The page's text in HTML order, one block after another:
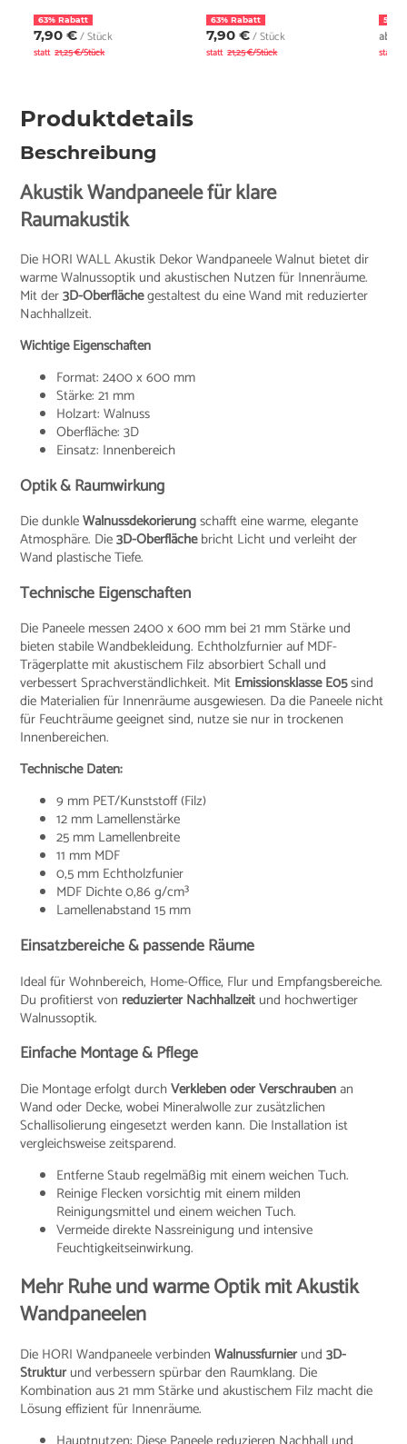
63% Rabatt
7,90 €/ Stück
statt 21,25 €/Stück
63% Rabatt
7,90 €/ Stück
statt 21,25 €/Stück
50%
ab
statt
Produktdetails
Beschreibung
Akustik Wandpaneele für klare
Raumakustik
Die HORI WALL Akustik Dekor Wandpaneele Walnut bietet dir
warme Walnussoptik und akustischen Nutzen für Innenräume.
Mit der3D-Oberflächegestaltest du eine Wand mit reduzierter
Nachhallzeit.
Wichtige Eigenschaften
Format: 2400 x 600 mm
Stärke: 21 mm
Holzart: Walnuss
Oberfläche: 3D
Einsatz: Innenbereich
Optik & Raumwirkung
Die dunkleWalnussdekorierungschafft eine warme, elegante
Atmosphäre. Die3D-Oberflächebricht Licht und verleiht der
Wand plastische Tiefe.
Technische Eigenschaften
Die Paneele messen 2400 x 600 mm bei 21 mm Stärke und
bieten stabile Wandbekleidung. Echtholzfurnier auf MDF-
Trägerplatte mit akustischem Filz absorbiert Schall und
verbessert Sprachverständlichkeit. Mit Emissionsklasse E05sind
die Materialien für Innenräume ausgewiesen. Da die Paneele nicht
für Feuchträume geeignet sind, nutze sie nur in trockenen
Innenbereichen.
Technische Daten:
9 mm PET/Kunststoff (Filz)
12 mm Lamellenstärke
25 mm Lamellenbreite
11 mm MDF
0,5 mm Echtholzfunier
MDF Dichte 0,86 g/cm³
Lamellenabstand 15 mm
Einsatzbereiche & passende Räume
Ideal für Wohnbereich, Home-Office, Flur und Empfangsbereiche.
Du profitierst von reduzierter Nachhallzeit und hochwertiger
Walnussoptik.
Einfache Montage & Pflege
Die Montage erfolgt durchVerkleben oder Verschraubenan
Wand oder Decke, wobei Mineralwolle zur zusätzlichen
Schallisolierung eingesetzt werden kann. Die Installation ist
vergleichsweise zeitsparend.
Entferne Staub regelmäßig mit einem weichen Tuch.
Reinige Flecken vorsichtig mit einem milden
Reinigungsmittel und einem weichen Tuch.
Vermeide direkte Nassreinigung und intensive
Feuchtigkeitseinwirkung.
Mehr Ruhe und warme Optik mit Akustik
Wandpaneelen
Die HORI Wandpaneele verbindenWalnussfurnierund3D-
Strukturund verbessern spürbar den Raumklang. Die
Kombination aus 21 mm Stärke und akustischem Filz macht die
Lösung effizient für Innenräume.